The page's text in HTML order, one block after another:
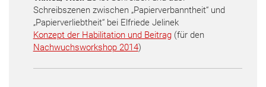
Schreibszenen zwischen „Papierverbanntheit“ und
„Papierverliebtheit“ bei Elfriede Jelinek
Konzept der Habilitation und Beitrag(für den
Nachwuchsworkshop 2014)